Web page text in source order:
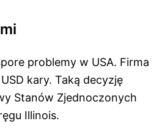
problemy w USA. Firma
kary. Taką decyzję
Stanów Zjednoczonych
Illinois.